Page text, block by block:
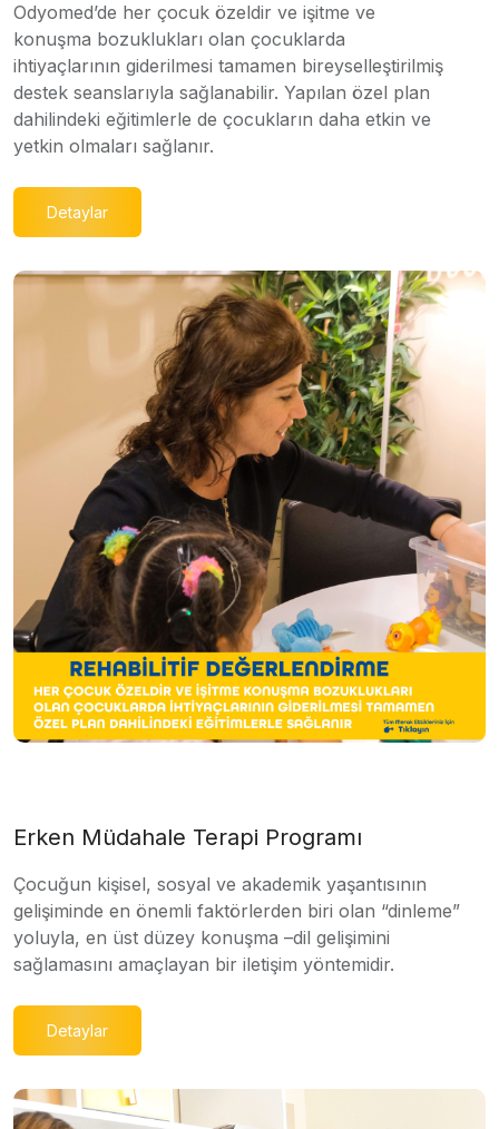
Odyomed’de her çocuk özeldir ve işitme ve
konuşma bozuklukları olan çocuklarda
ihtiyaçlarının giderilmesi tamamen bireyselleştirilmiş
destek seanslarıyla sağlanabilir. Yapılan özel plan
dahilindeki eğitimlerle de çocukların daha etkin ve
yetkin olmaları sağlanır.
Detaylar
Erken Müdahale Terapi Programı
Çocuğun kişisel, sosyal ve akademik yaşantısının
gelişiminde en önemli faktörlerden biri olan “dinleme”
yoluyla, en üst düzey konuşma –dil gelişimini
sağlamasını amaçlayan bir iletişim yöntemidir.
Detaylar